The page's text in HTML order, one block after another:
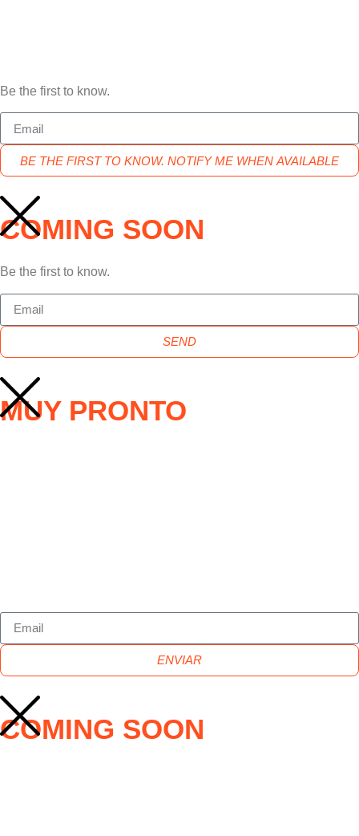
Be the first to know.
BE THE FIRST TO KNOW. NOTIFY ME WHEN AVAILABLE
COMING SOON
Be the first to know.
SEND
MUY PRONTO
ENVIAR
COMING SOON